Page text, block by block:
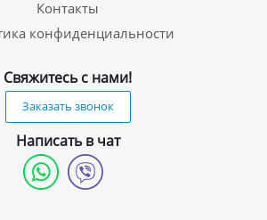
Контакты
конфиденциальности
Свяжитесь с нами!
Заказать звонок
Написать в чат